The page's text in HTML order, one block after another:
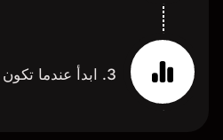
3. ابدأ عندما تكون مستعدًا